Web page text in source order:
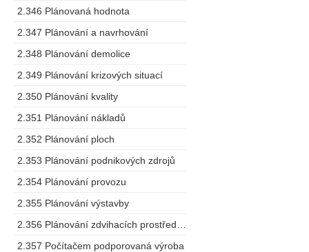
2.346 Plánovaná hodnota
2.347 Plánování a navrhování
2.348 Plánování demolice
2.349 Plánování krizových situací
2.350 Plánování kvality
2.351 Plánování nákladů
2.352 Plánování ploch
2.353 Plánování podnikových zdrojů
2.354 Plánování provozu
2.355 Plánování výstavby
2.357 Počítačem podporovaná výroba